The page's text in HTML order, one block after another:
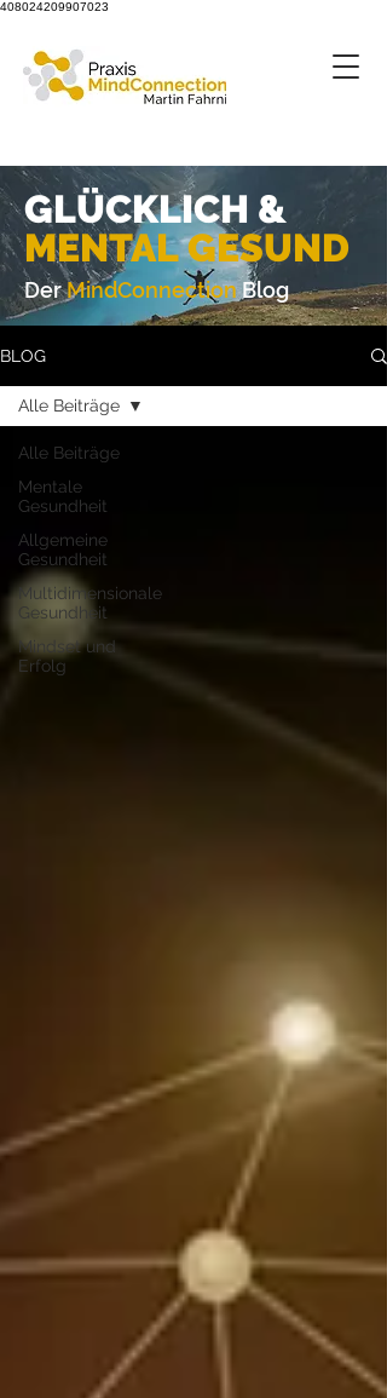
408024209907023
GLÜCKLICH &
MENTAL GESUND
DerMindConnectionBlog
BLOG
Alle Beiträge
Mentale
Gesundheit
Allgemeine
Gesundheit
Multidimensionale
Gesundheit
Mindset und
Erfolg
Alle Beiträge